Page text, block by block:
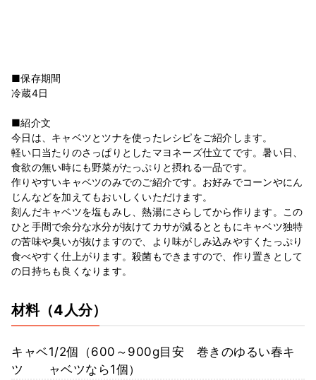
■保存期間
冷蔵4日
■紹介文
今日は、キャベツとツナを使ったレシピをご紹介します。
軽い口当たりのさっぱりとしたマヨネーズ仕立てです。暑い日、
食欲の無い時にも野菜がたっぷりと摂れる一品です。
作りやすいキャベツのみでのご紹介です。お好みでコーンやにん
じんなどを加えてもおいしくいただけます。
刻んだキャベツを塩もみし、熱湯にさらしてから作ります。この
ひと手間で余分な水分が抜けてカサが減るとともにキャベツ独特
の苦味や臭いが抜けますので、より味がしみ込みやすくたっぷり
食べやすく仕上がります。殺菌もできますので、作り置きとして
の日持ちも良くなります。
材料（4人分）
キャベ
ツ
1/2個（600～900g目安 巻きのゆるい春キ
ャベツなら1個）